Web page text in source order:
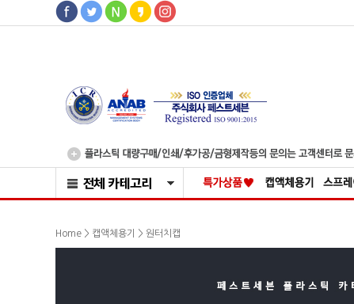
Home > 캡액체용기 > 원터치캡